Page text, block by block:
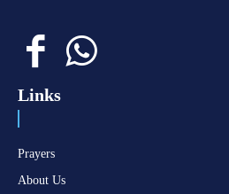
Links
Prayers
About Us